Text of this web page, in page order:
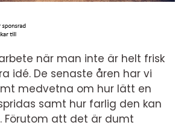
när man inte är helt frisk
idé. De senaste åren har vi
medvetna om hur lätt en
samt hur farlig den kan
Förutom att det är dumt